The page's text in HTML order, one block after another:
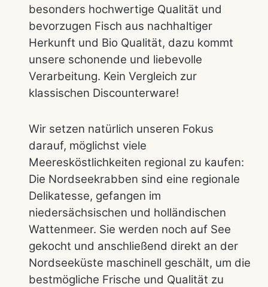
besonders hochwertige Qualität und
bevorzugen Fisch aus nachhaltiger
Herkunft und Bio Qualität, dazu kommt
unsere schonende und liebevolle
Verarbeitung. Kein Vergleich zur
klassischen Discounterware!
Wir setzen natürlich unseren Fokus
darauf, möglichst viele
Meeresköstlichkeiten regional zu kaufen:
Die Nordseekrabben sind eine regionale
Delikatesse, gefangen im
niedersächsischen und holländischen
Wattenmeer. Sie werden noch auf See
gekocht und anschließend direkt an der
Nordseeküste maschinell geschält, um die
bestmögliche Frische und Qualität zu